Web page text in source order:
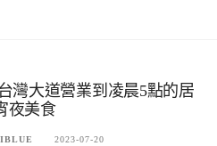
灣大道營業到凌晨5點的居
夜美食
2023-07-20